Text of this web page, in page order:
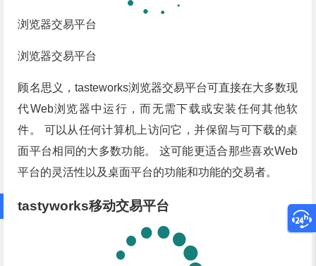
浏览器交易平台
浏览器交易平台
顾名思义，tasteworks浏览器交易平台可直接在大多数现
代Web浏览器中运行，而无需下载或安装任何其他软
件。 可以从任何计算机上访问它，并保留与可下载的桌
面平台相同的大多数功能。 这可能更适合那些喜欢Web
平台的灵活性以及桌面平台的功能和功能的交易者。
tastyworks移动交易平台